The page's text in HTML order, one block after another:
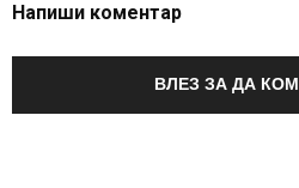
Напиши коментар
ВЛЕЗ ЗА ДА